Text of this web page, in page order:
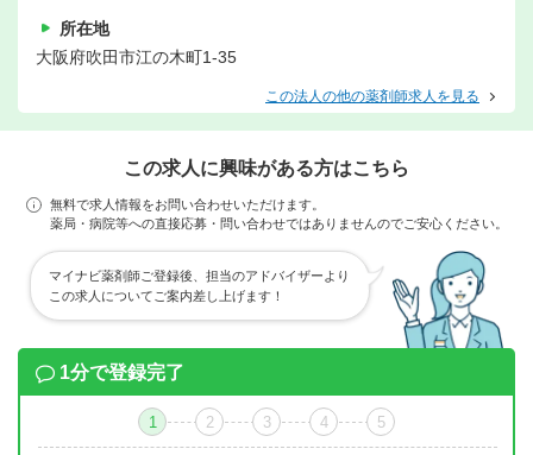
所在地
大阪府吹田市江の木町1-35
この法人の他の薬剤師求人を見る
この求人に興味がある方はこちら
無料で求人情報をお問い合わせいただけます。
薬局・病院等への直接応募・問い合わせではありませんのでご安心ください。
マイナビ薬剤師ご登録後、担当のアドバイザーより
この求人についてご案内差し上げます！
1分で登録完了
1 2 3 4 5